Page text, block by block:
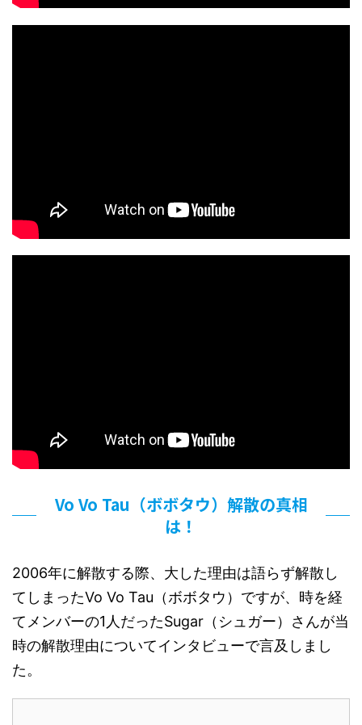
Vo Vo Tau（ボボタウ）解散の真相
は！
2006年に解散する際、大した理由は語らず解散し
てしまったVo Vo Tau（ボボタウ）ですが、時を経
てメンバーの1人だったSugar（シュガー）さんが当
時の解散理由についてインタビューで言及しまし
た。